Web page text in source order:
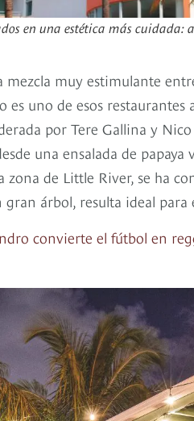
en una estética más cuidada:
mezcla muy estimulante
es uno de esos
por Tere Gallina y
una ensalada de
zona de Little River, se ha
árbol, resulta ideal para
convierte el fútbol en